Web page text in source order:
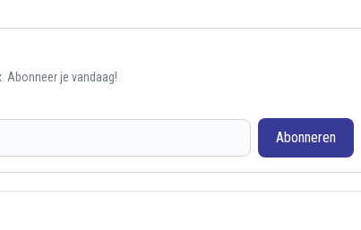
Abonneer je vandaag!
Abonneren